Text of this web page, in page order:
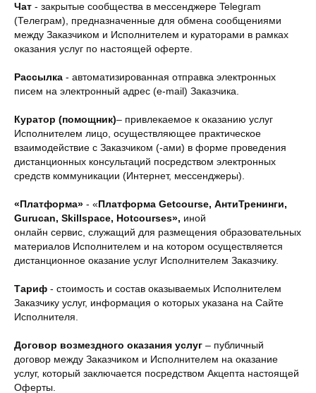
Чат - закрытые сообщества в мессенджере Telegram
(Телеграм), предназначенные для обмена сообщениями
между Заказчиком и Исполнителем и кураторами в рамках
оказания услуг по настоящей оферте.
Рассылка - автоматизированная отправка электронных
писем на электронный адрес (e-mail) Заказчика.
Куратор (помощник)– привлекаемое к оказанию услуг
Исполнителем лицо, осуществляющее практическое
взаимодействие с Заказчиком (-ами) в форме проведения
дистанционных консультаций посредством электронных
средств коммуникации (Интернет, мессенджеры).
«Платформа» - «Платформа Getcourse, АнтиТренинги,
Gurucan, Skillspace, Hotcourses», иной
онлайн сервис, служащий для размещения образовательных
материалов Исполнителем и на котором осуществляется
дистанционное оказание услуг Исполнителем Заказчику.
Тариф - стоимость и состав оказываемых Исполнителем
Заказчику услуг, информация о которых указана на Сайте
Исполнителя.
Договор возмездного оказания услуг – публичный
договор между Заказчиком и Исполнителем на оказание
услуг, который заключается посредством Акцепта настоящей
Оферты.